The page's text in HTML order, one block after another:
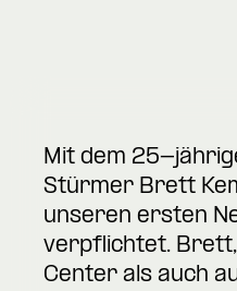
Mit dem 25-
Stürmer Brett
unseren ersten
verpflichtet.
Center als auch